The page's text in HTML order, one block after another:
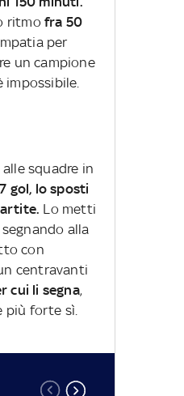
ritmo fra 50
per
un campione
impossibile.
squadre in
gol, lo sposti
Lo metti
alla
con
centravanti
cui li segna,
più forte sì.